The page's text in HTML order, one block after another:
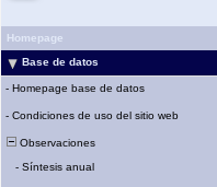
Homepage
Base de datos
- Homepage base de datos
- Condiciones de uso del sitio web
Observaciones
- Síntesis anual